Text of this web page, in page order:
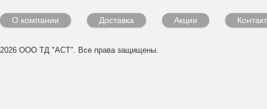
О компании Доставка Акции
2026 ООО ТД "АСТ". Все права защищены.